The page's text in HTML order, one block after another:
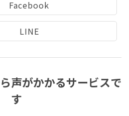
Facebook
LINE
声がかかるサービスで
す